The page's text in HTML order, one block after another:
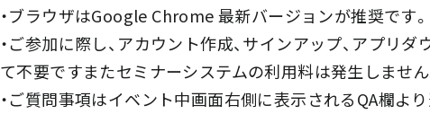
・ブラウザはGoogle Chrome 最新バージョンが推奨です。
・ご参加に際し、アカウント作成、サインアップ、アプリ
て不要ですまたセミナーシステムの利用料は発生しません
・ご質問事項はイベント中画面右側に表示されるQA欄よ